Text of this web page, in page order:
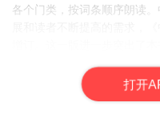
各个门类，按词条顺序朗读
增订。这一版进一步突出了
学、物理、化学、生物、地
中学课程为主线，释文由浅
打开A